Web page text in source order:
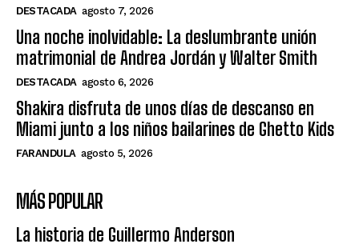
DESTACADA agosto 7, 2026
Una noche inolvidable: La deslumbrante unión
matrimonial de Andrea Jordán y Walter Smith
DESTACADA agosto 6, 2026
Shakira disfruta de unos días de descanso en
Miami junto a los niños bailarines de Ghetto Kids
FARANDULA agosto 5, 2026
MÁS POPULAR
La historia de Guillermo Anderson